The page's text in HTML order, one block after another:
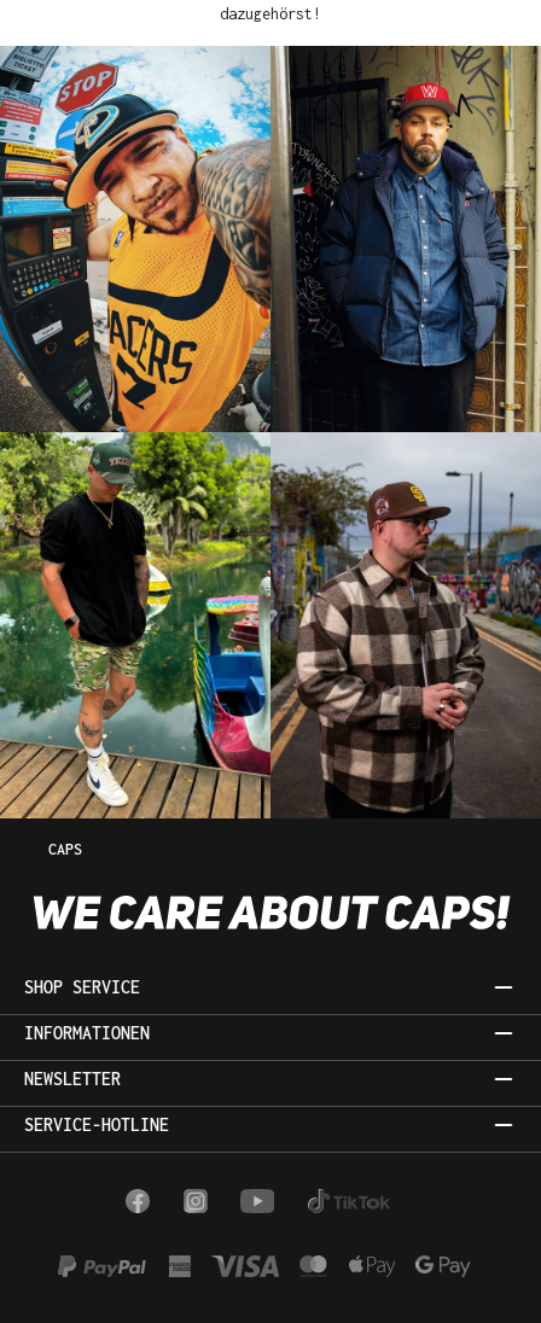
dazugehörst!
CAPS
SHOP SERVICE
INFORMATIONEN
NEWSLETTER
SERVICE-HOTLINE